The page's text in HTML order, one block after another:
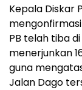
Kepala Diskar
PB telah tiba
menerjunkan
guna
Jalan Dago